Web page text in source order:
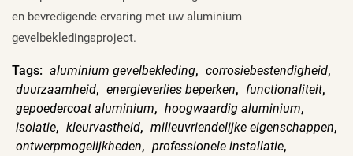
en bevredigende ervaring met uw aluminium
gevelbekledingsproject.
Tags: aluminium gevelbekleding, corrosiebestendigheid,
duurzaamheid, energieverlies beperken, functionaliteit,
gepoedercoat aluminium, hoogwaardig aluminium,
isolatie, kleurvastheid, milieuvriendelijke eigenschappen,
ontwerpmogelijkheden, professionele installatie,